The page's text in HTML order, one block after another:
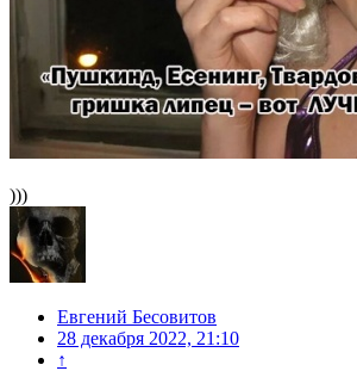
)))
Евгений Бесовитов
28 декабря 2022, 21:10
↑